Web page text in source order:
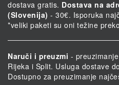
dostava gratis. Dostava na
(Slovenija) - 30€. Isporuka
*veliki paketi su oni težine
Naruči i preuzmi -
Rijeka i Split. Usluga dostave
Dostupno za preuzimanje